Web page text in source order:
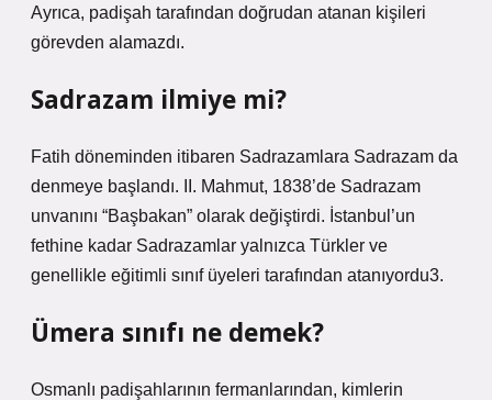
Ayrıca, padişah tarafından doğrudan atanan kişileri
görevden alamazdı.
Sadrazam ilmiye mi?
Fatih döneminden itibaren Sadrazamlara Sadrazam da
denmeye başlandı. II. Mahmut, 1838’de Sadrazam
unvanını “Başbakan” olarak değiştirdi. İstanbul’un
fethine kadar Sadrazamlar yalnızca Türkler ve
genellikle eğitimli sınıf üyeleri tarafından atanıyordu3.
Ümera sınıfı ne demek?
Osmanlı padişahlarının fermanlarından, kimlerin